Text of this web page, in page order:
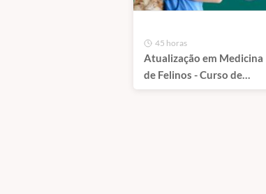
45 horas
Atualização em Medicina
de Felinos - Curso de
Capacitação EAD